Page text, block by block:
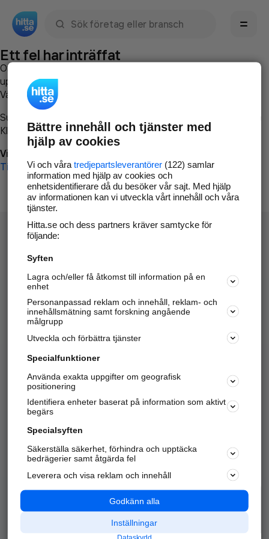
Ett fel har inträffat
Om du vill kan du
uppstod så att vi lättare och snabbare kan avhjälpa det.
Vänligen försök med följande:
Surfa till
Klicka påTillbaka-knappen i webbläsaren och försök igen
Vi beklagar besväret!
Till startsidan
Hitta.se - Gratis nummerupplysning.
Sök företag, personer och platser.
Hitta telefonnummer, adresser, företagsinfo mm.
Marknadsför företaget
Kom igång och annonsera mot
samarbetspartners nära dig.
Alla kategorier
Populära sökningar
API & Kartor
Annonsera
Integritet
Nödnummer
Bättre innehåll och tjänster med
hjälp av cookies
Vi och våra tredjepartsleverantörer(122) samlar
information med hjälp av cookies och
enhetsidentifierare då du besöker vår sajt. Med hjälp
av informationen kan vi utveckla vårt innehåll och våra
tjänster.
Hitta.se och dess partners kräver samtycke för
följande:
Syften
Lagra och/eller få åtkomst till information på en
enhet
Personanpassad reklam och innehåll, reklam- och
innehållsmätning samt forskning angående
målgrupp
Utveckla och förbättra tjänster
Specialfunktioner
Använda exakta uppgifter om geografisk
positionering
Identifiera enheter baserat på information som aktivt
begärs
Specialsyften
Säkerställa säkerhet, förhindra och upptäcka
bedrägerier samt åtgärda fel
Leverera och visa reklam och innehåll
Godkänn alla
Inställningar
Dataskydd